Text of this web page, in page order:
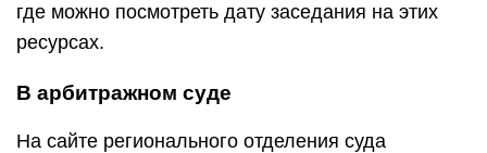
где можно посмотреть дату заседания на этих
ресурсах.
В арбитражном суде
На сайте регионального отделения суда